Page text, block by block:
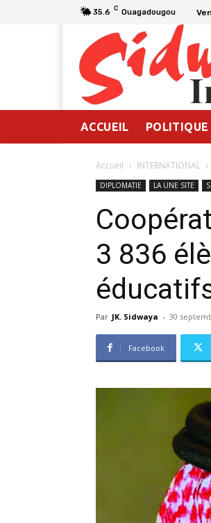
35.6 C Ouagadougou
ACCUEIL POLITIQUE
Accueil INTERNATIONAL
DIPLOMATIE LA UNE SITE
3 836
Par JK. Sidwaya - 30
Facebook